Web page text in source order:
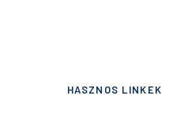
HASZNOS LINKEK